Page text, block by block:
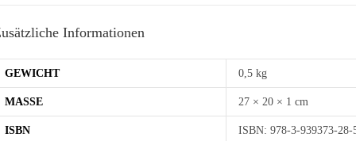
Informationen
GEWICHT 0,5 kg
MASSE 27 × 20 × 1 cm
ISBN ISBN: 978-3-939373-28-